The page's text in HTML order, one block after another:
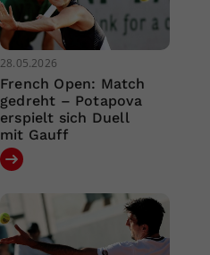
28.05.2026
French Open: Match
gedreht – Potapova
erspielt sich Duell
mit Gauff